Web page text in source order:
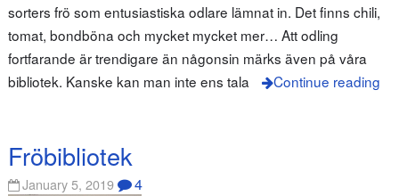
sorters frö som entusiastiska odlare lämnat in. Det finns chili,
tomat, bondböna och mycket mycket mer… Att odling
fortfarande är trendigare än någonsin märks även på våra
bibliotek. Kanske kan man inte ens tala
Continue reading
Fröbibliotek
January 5, 2019 4